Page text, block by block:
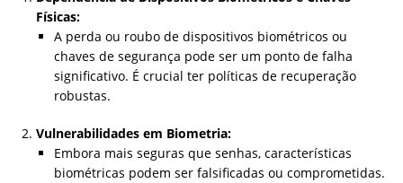
Físicas:
A perda ou roubo de dispositivos biométricos ou
chaves de segurança pode ser um ponto de falha
significativo. É crucial ter políticas de recuperação
robustas.
Vulnerabilidades em Biometria:
Embora mais seguras que senhas, características
biométricas podem ser falsificadas ou comprometidas.